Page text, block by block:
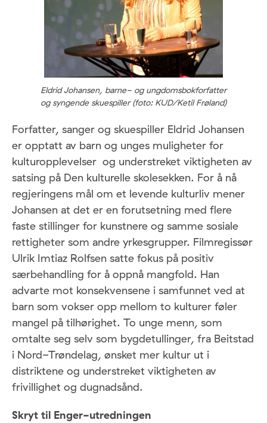
Eldrid Johansen, barne- og ungdomsbokforfatter
og syngende skuespiller (foto: KUD/Ketil Frøland)
Forfatter, sanger og skuespiller Eldrid Johansen
er opptatt av barn og unges muligheter for
kulturopplevelser og understreket viktigheten av
satsing på Den kulturelle skolesekken. For å nå
regjeringens mål om et levende kulturliv mener
Johansen at det er en forutsetning med flere
faste stillinger for kunstnere og samme sosiale
rettigheter som andre yrkesgrupper. Filmregissør
Ulrik Imtiaz Rolfsen satte fokus på positiv
særbehandling for å oppnå mangfold. Han
advarte mot konsekvensene i samfunnet ved at
barn som vokser opp mellom to kulturer føler
mangel på tilhørighet. To unge menn, som
omtalte seg selv som bygdetullinger, fra Beitstad
i Nord-Trøndelag, ønsket mer kultur ut i
distriktene og understreket viktigheten av
frivillighet og dugnadsånd.
Skryt til Enger-utredningen